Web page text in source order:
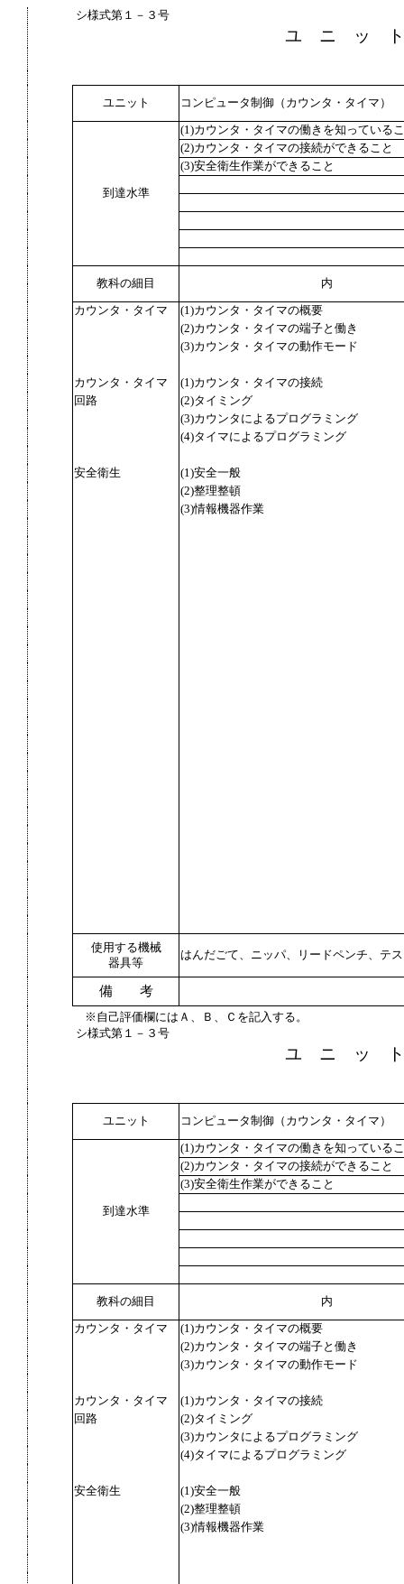
シ様式第１－３号
ユ ニ ッ
ユニット コンピュータ制御（カウンタ・タイマ）
到達水準
(1)カウンタ・タイマの働きを知っている
(2)カウンタ・タイマの接続ができること
(3)安全衛生作業ができること
教科の細目 内
カウンタ・タイマ
(1)カウンタ・タイマの概要
(2)カウンタ・タイマの端子と働き
(3)カウンタ・タイマの動作モード
カウンタ・タイマ
(1)カウンタ・タイマの接続
回路
(2)タイミング
(3)カウンタによるプログラミング
(4)タイマによるプログラミング
安全衛生
(1)安全一般
(2)整理整頓
(3)情報機器作業
使用する機械
器具等
はんだごて、ニッパ、リードペンチ、テ
備 考
※自己評価欄にはＡ、Ｂ、Ｃを記入する。
シ様式第１－３号
ユ ニ ッ
ユニット コンピュータ制御（カウンタ・タイマ）
到達水準
(1)カウンタ・タイマの働きを知っている
(2)カウンタ・タイマの接続ができること
(3)安全衛生作業ができること
教科の細目 内
カウンタ・タイマ
(1)カウンタ・タイマの概要
(2)カウンタ・タイマの端子と働き
(3)カウンタ・タイマの動作モード
カウンタ・タイマ
(1)カウンタ・タイマの接続
回路
(2)タイミング
(3)カウンタによるプログラミング
(4)タイマによるプログラミング
安全衛生
(1)安全一般
(2)整理整頓
(3)情報機器作業